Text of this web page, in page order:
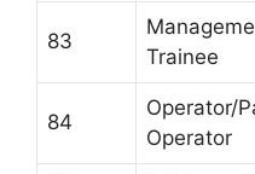
83
Trainee
84
Operator/
Operator